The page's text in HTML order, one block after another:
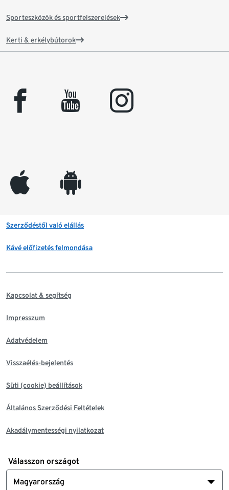
Sporteszközök és sportfelszerelések
Kerti & erkélybútorok
facebook youtube instagram
appleinc android
Szerződéstől való elállás
Kávé előfizetés felmondása
Kapcsolat & segítség
Impresszum
Adatvédelem
Visszaélés-bejelentés
Süti (cookie) beállítások
Általános Szerződési Feltételek
Akadálymentességi nyilatkozat
Válasszon országot
Magyarország